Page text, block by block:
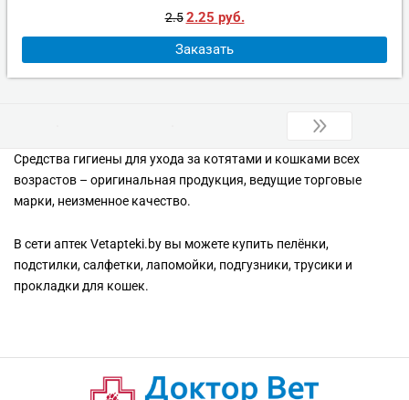
2.5 2.25 руб.
Заказать
Средства гигиены для ухода за котятами и кошками всех
возрастов – оригинальная продукция, ведущие торговые
марки, неизменное качество.
В сети аптек Vetapteki.by вы можете купить пелёнки,
подстилки, салфетки, лапомойки, подгузники, трусики и
прокладки для кошек.